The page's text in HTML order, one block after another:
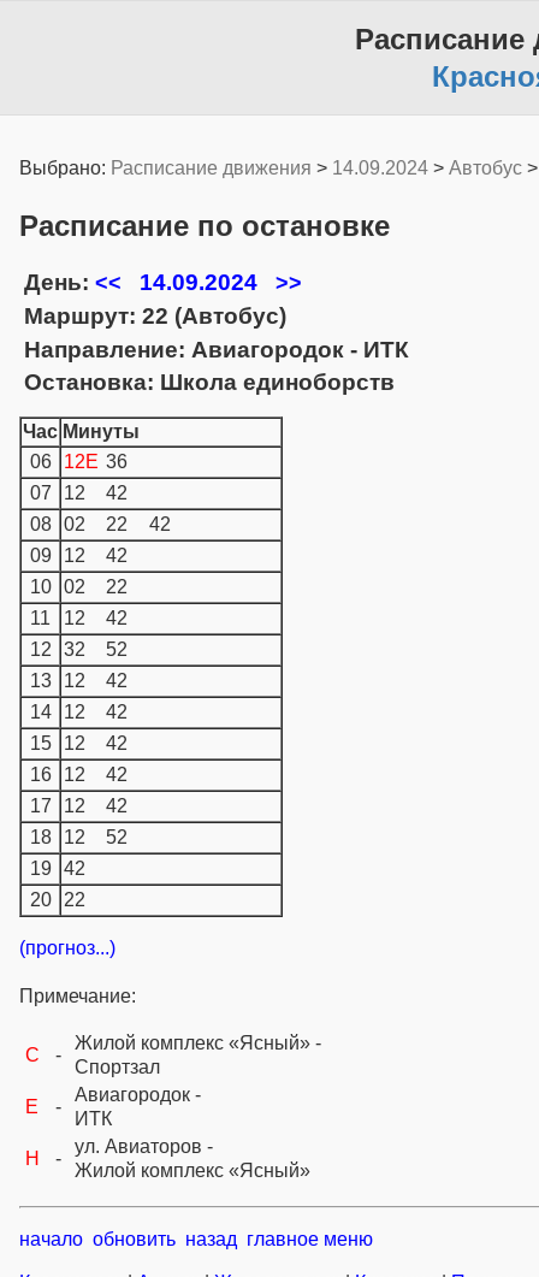
Расписание
Выбрано: Расписание движения > 14.09.2024 > Автобус
Расписание по остановке
День: << 14.09.2024 >>
Маршрут: 22 (Автобус)
Направление: Авиагородок - ИТК
Остановка: Школа единоборств
Час Минуты
06
12E 36
07
12
42
08
02 22
42
09
12
42
10
02
22
11
12
42
12
32
52
13
12
42
14
12
42
15
12
42
16
12
42
17
12
42
18
12
52
19
42
20
22
(прогноз...)
Примечание:
C -
Жилой комплекс «Ясный» -
Спортзал
E
-
Авиагородок -
ИТК
H
-
ул. Авиаторов -
Жилой комплекс «Ясный»
начало обновить назад главное меню